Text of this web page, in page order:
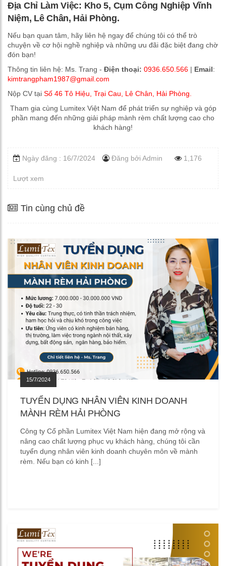
Địa Chỉ Làm Việc: Kho 5, Cụm Công Nghiệp Vĩnh
Niệm, Lê Chân, Hải Phòng.
Nếu bạn quan tâm, hãy liên hệ ngay để chúng tôi có thể trò
chuyện về cơ hội nghề nghiệp và những ưu đãi đặc biệt đang chờ
đón bạn!
Thông tin liên hệ: Ms. Trang - Điện thoại: 0936.650.566 | Email:
kimtrangpham1987@gmail.com
Nộp CV tại Số 46 Tô Hiệu, Trại Cau, Lê Chân, Hải Phòng.
Tham gia cùng Lumitex Việt Nam để phát triển sự nghiệp và góp
phần mang đến những giải pháp mành rèm chất lượng cao cho
khách hàng!
Ngày đăng : 16/7/2024 Đăng bởi Admin 1,176
Lượt xem
Tin cùng chủ đề
15/7/2024
TUYỂN DỤNG NHÂN VIÊN KINH DOANH
MÀNH RÈM HẢI PHÒNG
Công ty Cổ phần Lumitex Việt Nam hiện đang mở rộng và
nâng cao chất lượng phục vụ khách hàng, chúng tôi cần
tuyển dụng nhân viên kinh doanh chuyên môn về mành
rèm. Nếu bạn có kinh [...]